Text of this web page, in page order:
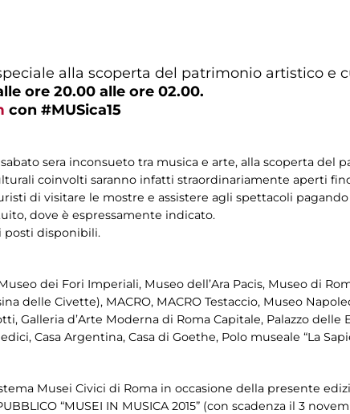
alla scoperta del patrimonio artistico e
ore 20.00 alle ore 02.00.
con #MUSica15
sera inconsueto tra musica e arte, alla scoperta del
coinvolti saranno infatti straordinariamente aperti
di visitare le mostre e assistere agli spettacoli pagando
dove è espressamente indicato.
posti disponibili.
dei Fori Imperiali, Museo dell’Ara Pacis, Museo di
delle Civette), MACRO, MACRO Testaccio, Museo
Galleria d’Arte Moderna di Roma Capitale, Palazzo delle
Casa Argentina, Casa di Goethe, Polo museale “La
Musei Civici di Roma in occasione della presente
“MUSEI IN MUSICA 2015” (con scadenza il 3